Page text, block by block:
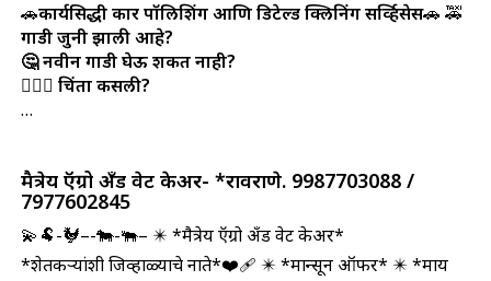
🚗कार्यसिद्धी कार पॉलिशिंग आणि डिटेल्ड क्लिनिंग सर्व्हिसेस🚗 🚕
गाडी जुनी झाली आहे?
🤔 नवीन गाडी घेऊ शकत नाही?
🤷🏻‍♀️ चिंता कसली?
…
मैत्रेय ऍग्रो अँड वेट केअर- *रावराणे. 9987703088 /
7977602845
💫🐏-🐓–-🐄-🐃– ✴️ *मैत्रेय ऍग्रो अँड वेट केअर*
*शेतकऱ्यांशी जिव्हाळ्याचे नाते*❤‍🩹 ✴️ *मान्सून ऑफर* ✴️ *माय